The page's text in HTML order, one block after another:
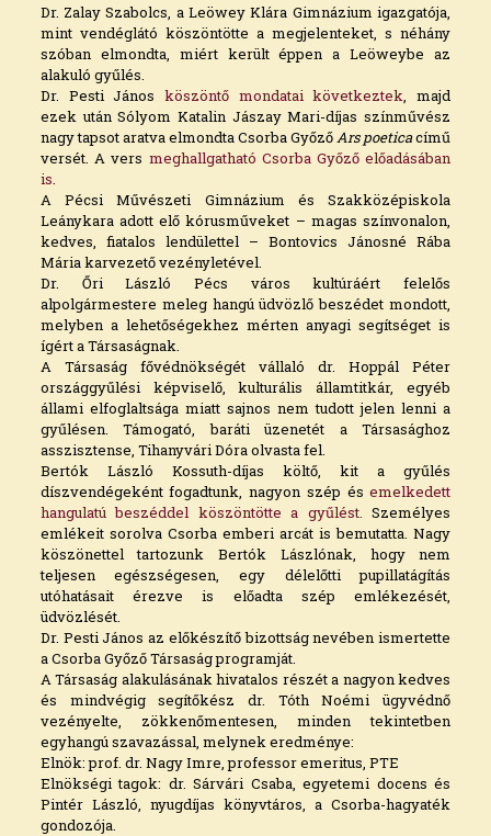
Dr. Zalay Szabolcs, a Leöwey Klára Gimnázium igazgatója,
mint vendéglátó köszöntötte a megjelenteket, s néhány
szóban elmondta, miért került éppen a Leöweybe az
alakuló gyűlés.
Dr. Pesti János köszöntő mondatai következtek, majd
ezek után Sólyom Katalin Jászay Mari-díjas színművész
nagy tapsot aratva elmondta Csorba GyőzőArs poeticacímű
versét. A vers meghallgatható Csorba Győző előadásában
is.
A Pécsi Művészeti Gimnázium és Szakközépiskola
Leánykara adott elő kórusműveket – magas színvonalon,
kedves, fiatalos lendülettel – Bontovics Jánosné Rába
Mária karvezető vezényletével.
Dr. Őri László Pécs város kultúráért felelős
alpolgármestere meleg hangú üdvözlő beszédet mondott,
melyben a lehetőségekhez mérten anyagi segítséget is
ígért a Társaságnak.
A Társaság fővédnökségét vállaló dr. Hoppál Péter
országgyűlési képviselő, kulturális államtitkár, egyéb
állami elfoglaltsága miatt sajnos nem tudott jelen lenni a
gyűlésen. Támogató, baráti üzenetét a Társasághoz
asszisztense, Tihanyvári Dóra olvasta fel.
Bertók László Kossuth-díjas költő, kit a gyűlés
díszvendégeként fogadtunk, nagyon szép ésemelkedett
hangulatú beszéddel köszöntötte a gyűlést. Személyes
emlékeit sorolva Csorba emberi arcát is bemutatta. Nagy
köszönettel tartozunk Bertók Lászlónak, hogy nem
teljesen egészségesen, egy délelőtti pupillatágítás
utóhatásait érezve is előadta szép emlékezését,
üdvözlését.
Dr. Pesti János az előkészítő bizottság nevében ismertette
a Csorba Győző Társaság programját.
A Társaság alakulásának hivatalos részét a nagyon kedves
és mindvégig segítőkész dr. Tóth Noémi ügyvédnő
vezényelte, zökkenőmentesen, minden tekintetben
egyhangú szavazással, melynek eredménye:
Elnök: prof. dr. Nagy Imre, professor emeritus, PTE
Elnökségi tagok: dr. Sárvári Csaba, egyetemi docens és
Pintér László, nyugdíjas könyvtáros, a Csorba-hagyaték
gondozója.